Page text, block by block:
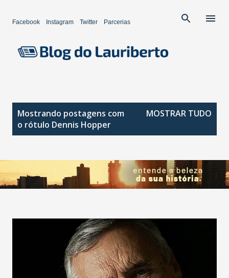
Facebook Instagram Twitter Parcerias
a
g
e
Mostrando postagens com
o rótulo Dennis Hopper
MOSTRAR TUDO